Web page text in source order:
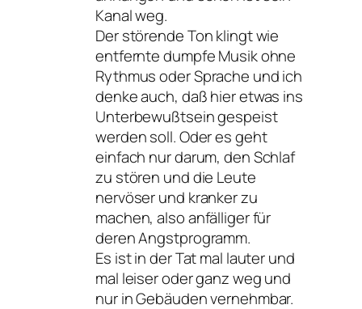
Kanal weg.
Der störende Ton klingt wie
entfernte dumpfe Musik ohne
Rythmus oder Sprache und ich
denke auch, daß hier etwas ins
Unterbewußtsein gespeist
werden soll. Oder es geht
einfach nur darum, den Schlaf
zu stören und die Leute
nervöser und kranker zu
machen, also anfälliger für
deren Angstprogramm.
Es ist in der Tat mal lauter und
mal leiser oder ganz weg und
nur in Gebäuden vernehmbar.